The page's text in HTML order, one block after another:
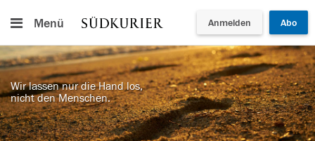
Menü Anmelden Abo
Wir lassen nur die Hand los,
nicht den Menschen.